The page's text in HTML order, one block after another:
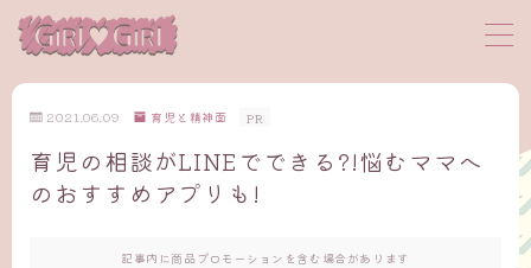
MENU
サイトマップ
2021.06.09 育児と精神面 PR
育児の相談がLINEでできる?!悩むママへ
のおすすめアプリも!
記事内に商品プロモーションを含む場合があります